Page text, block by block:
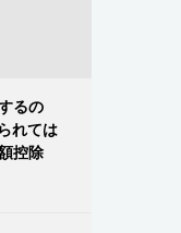
るの
れては
控除